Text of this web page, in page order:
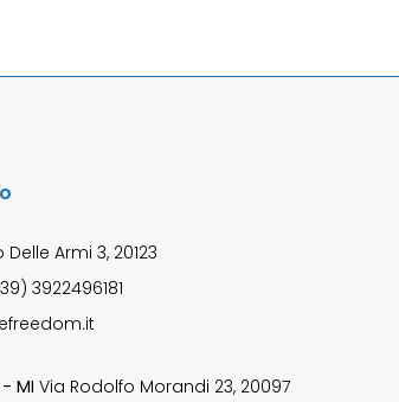
Armi 3, 20123
3922496181
MI Via Rodolfo Morandi 23, 20097